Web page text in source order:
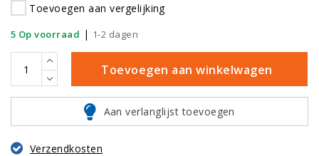
Toevoegen aan vergelijking
5 Op voorraad | 1-2 dagen
Toevoegen aan winkelwagen
Aan verlanglijst toevoegen
Verzendkosten